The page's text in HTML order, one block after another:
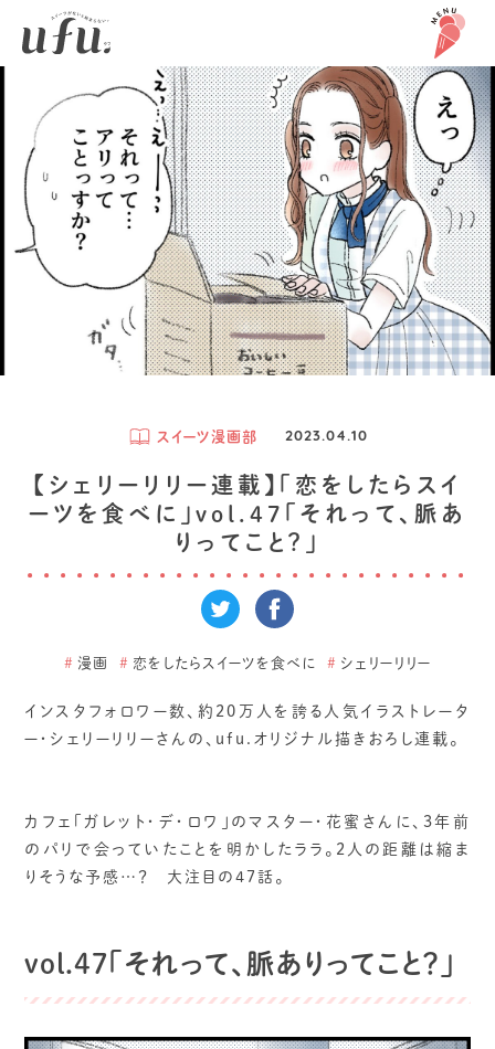
スイーツ漫画部 2023.04.10
【シェリーリリー連載】「恋をしたらスイ
ーツを食べに」vol.47「それって、脈あ
りってこと？」
# 漫画 # 恋をしたらスイーツを食べに # シェリーリリー
インスタフォロワー数、約20万人を誇る人気イラストレータ
ー・シェリーリリーさんの、ufu.オリジナル描きおろし連載。
カフェ「ガレット・デ・ロワ」のマスター・花蜜さんに、3年前
のパリで会っていたことを明かしたララ。2人の距離は縮ま
りそうな予感…？ 大注目の47話。
vol.47「それって、脈ありってこと？」